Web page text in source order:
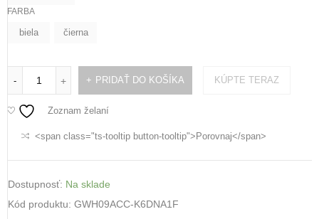
FARBA
biela čierna
- + PRIDAŤ DO KOŠÍKA KÚPTE TERAZ
Zoznam želaní
<span class="ts-tooltip button-tooltip">Porovnaj</span>
Dostupnosť: Na sklade
Kód produktu: GWH09ACC-K6DNA1F